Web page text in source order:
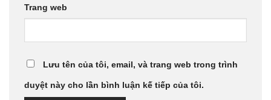
Trang web
Lưu tên của tôi, email, và trang web trong trình
duyệt này cho lần bình luận kế tiếp của tôi.